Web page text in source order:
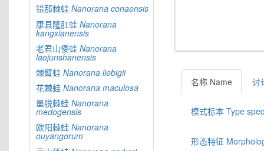
错那棘蛙 Nanorana conaensis
康县隆肛蛙 Nanorana
kangxianensis
老君山倭蛙 Nanorana
laojunshanensis
棘臂蛙 Nanorana liebigii
花棘蛙 Nanorana maculosa
墨脱棘蛙 Nanorana
medogensis
欧阳棘蛙 Nanorana
ouyangorum
名称 Name 讨
模式标本 Type
形态特征